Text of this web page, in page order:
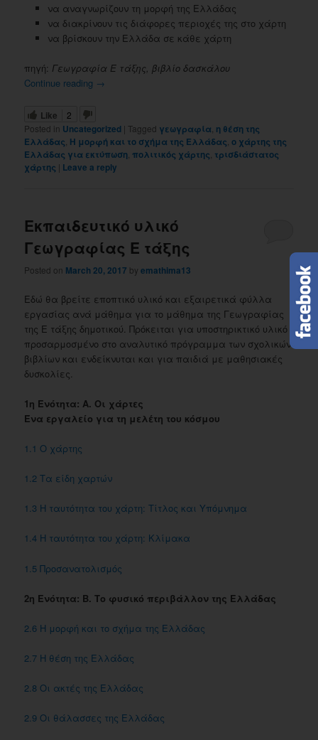
να αναγνωρίζουν τη μορφή της Ελλάδας
να διακρίνουν τις διάφορες περιοχές της στο χάρτη
να βρίσκουν την Ελλάδα σε κάθε χάρτη
πηγή: Γεωγραφία Ε τάξης, βιβλίο δασκάλου
Continue reading →
Like
2
Posted in Uncategorized | Tagged γεωγραφία η θέση της
Ελλάδας Η μορφή και το σχήμα της Ελλάδας ,ο χάρτης της
Ελλάδας για εκτύπωση πολιτικός χάρτης τρισδιάστατος
χάρτης | Leave a reply
Εκπαιδευτικό υλικό
Γεωγραφίας Ε τάξης
Posted on March 20, 2017 byemathima13
Εδώ θα βρείτε εποπτικό υλικό και εξαιρετικά φύλλα
εργασίας ανά μάθημα για το μάθημα της Γεωγραφίας
της Ε τάξης δημοτικού. Πρόκειται για υποστηρικτικό υλικό
προσαρμοσμένο στο αναλυτικό πρόγραμμα των σχολικών
βιβλίων και ενδείκνυται και για παιδιά με μαθησιακές
δυσκολίες.
1η Ενότητα: ​A. Οι χάρτες
​Ένα εργαλείο για τη μελέτη του κόσμου
1.1 Ο χάρτης
1.2 Τα είδη χαρτών
1.3 Η ταυτότητα του χάρτη: Τίτλος και Yπόμνημα
1.4 Η ταυτότητα του χάρτη: Κλίμακα
1.5 Προσανατολισμός
2η Ενότητα: ​Β. Το φυσικό περιβάλλον της Ελλάδας
2.6 Η μορφή και το σχήμα της Ελλάδας
2.7 Η θέση της Ελλάδας
2.8 Οι ακτές της Ελλάδας
2.9 Οι θάλασσες της Ελλάδας